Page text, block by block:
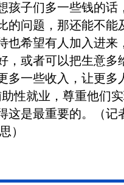
孩子们多一些钱的话
的问题，那还能不能
也希望有人加入进来
，或者可以把生意多
多一些收入，让更多
性就业，尊重他们
这是最重要的。（记
）